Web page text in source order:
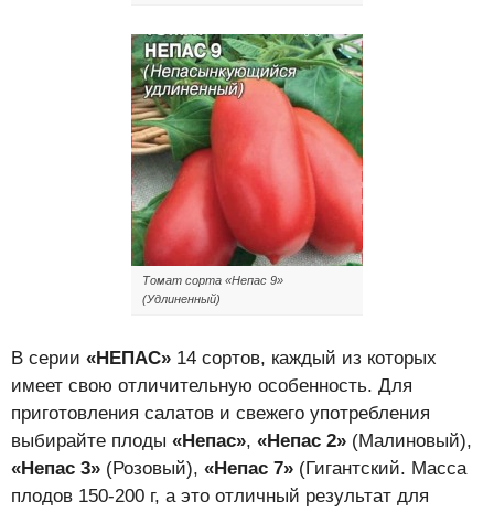
Томат сорта «Непас 9»
(Удлиненный)
В серии «НЕПАС» 14 сортов, каждый из которых
имеет свою отличительную особенность. Для
приготовления салатов и свежего употребления
выбирайте плоды «Непас», «Непас 2» (Малиновый),
«Непас 3» (Розовый), «Непас 7» (Гигантский. Масса
плодов 150-200 г, а это отличный результат для